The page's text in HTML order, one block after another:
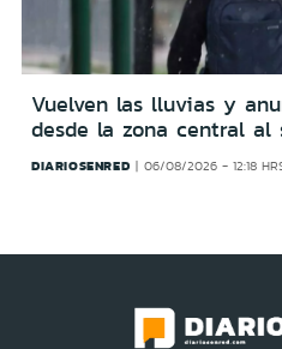
Vuelven las lluvias y
desde la zona central al
DIARIOSENRED 06/08/2026 - 12:18